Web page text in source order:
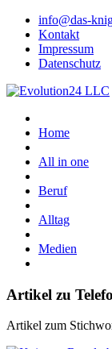
info@das-
Kontakt
Impressum
Datenschutz
Home
All in one
Beruf
Alltag
Medien
Artikel zu
Artikel zum